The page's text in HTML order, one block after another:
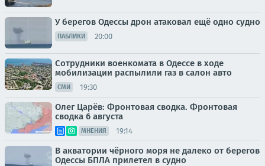
У берегов Одессы дрон атаковал ещё одно судно
ПАБЛИКИ 20:00
Сотрудники военкомата в Одессе в ходе
мобилизации распылили газ в салон авто
СМИ 19:30
Олег Царёв: Фронтовая сводка. Фронтовая
сводка 6 августа
МНЕНИЯ 19:14
В акватории чёрного моря не далеко от берегов
Одессы БПЛА прилетел в судно